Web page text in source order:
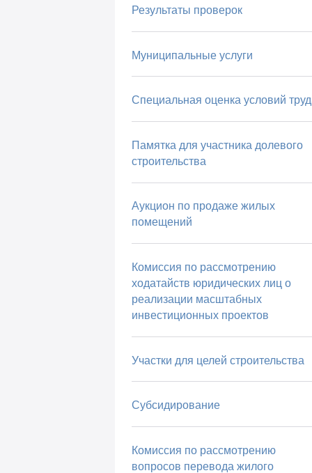
Результаты проверок
Муниципальные услуги
Специальная оценка условий
Памятка для участника долевого
строительства
Аукцион по продаже жилых
помещений
Комиссия по рассмотрению
ходатайств юридических лиц о
реализации масштабных
инвестиционных проектов
Участки для целей строительства
Субсидирование
Комиссия по рассмотрению
вопросов перевода жилого